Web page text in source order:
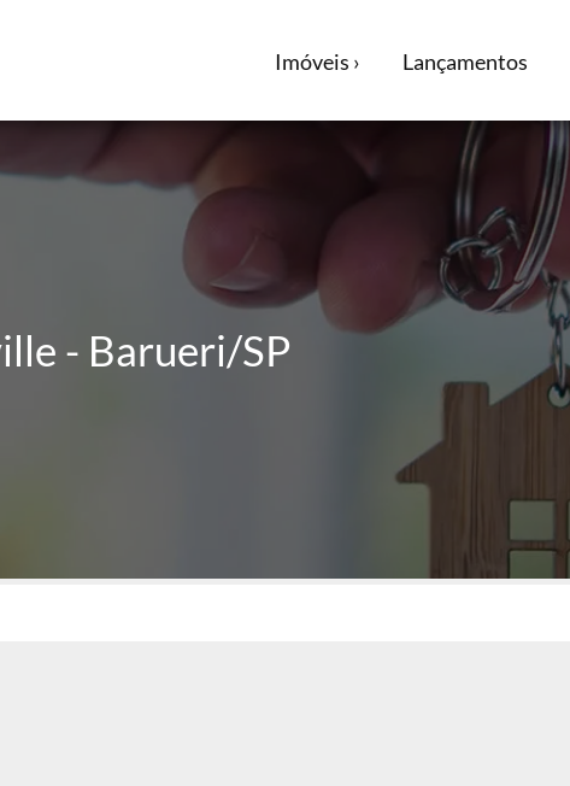
Imóveis › Lançamentos
- Barueri/SP